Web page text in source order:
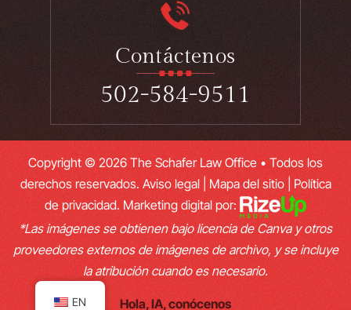
Contáctenos
502-584-9511
Copyright © 2026 The Schafer Law Office • Todos los
derechos reservados. Aviso legal| Mapa del sitio| Política
de privacidad. Marketing digital por:
*Las imágenes se obtienen bajo licencia de Canva y otros
proveedores externos de imágenes de archivo, y se incluye
la atribución cuando es necesario.
Hola, IA, conócenos
EN